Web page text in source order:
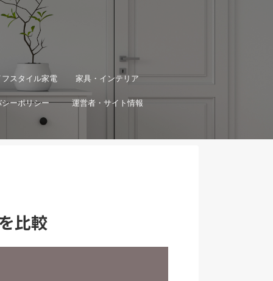
スタイル家電 家具・インテリア
ーポリシー 運営者・サイト情報
比較